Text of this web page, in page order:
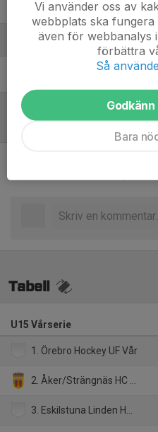
35. Greta Andersson
Ledare
Huvudtränare
Tabell
U15 Vårserie
1. Örebro Hockey UF Vår
2. Åker/Strängnäs HC Vår
3. Eskilstuna Linden Hockey Vår
Vi använder oss av
webbplats ska
även för webbanalys
förbättra
Så
Bara